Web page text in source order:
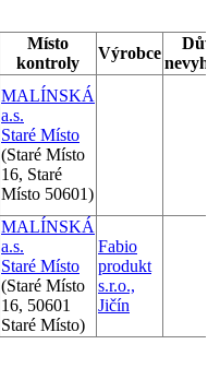
Místo
kontroly
Výrobce
MALÍNSKÁ
a.s.
Staré Místo
(Staré Místo
16, Staré
Místo 50601)
MALÍNSKÁ
a.s.
Staré Místo
(Staré Místo
16, 50601
Staré Místo)
Fabio
produkt
s.r.o.,
Jičín